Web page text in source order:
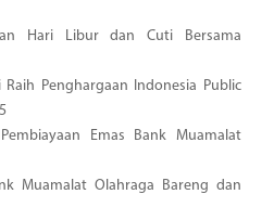
Hari Libur dan Cuti Bersama
Penghargaan Indonesia Public
Emas Bank Muamalat
Muamalat Olahraga Bareng dan